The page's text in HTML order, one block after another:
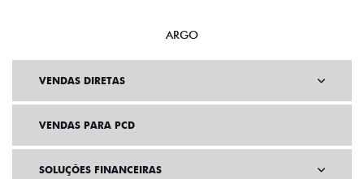
ARGO
VENDAS DIRETAS
VENDAS PARA PCD
SOLUÇÕES FINANCEIRAS